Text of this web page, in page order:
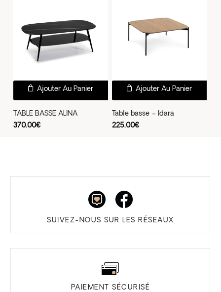
Ajouter Au Panier
TABLE BASSE ALINA
370.00€
Ajouter Au Panier
Table basse – Idara
225.00€
SUIVEZ-NOUS SUR LES RÉSEAUX
PAIEMENT SÉCURISÉ